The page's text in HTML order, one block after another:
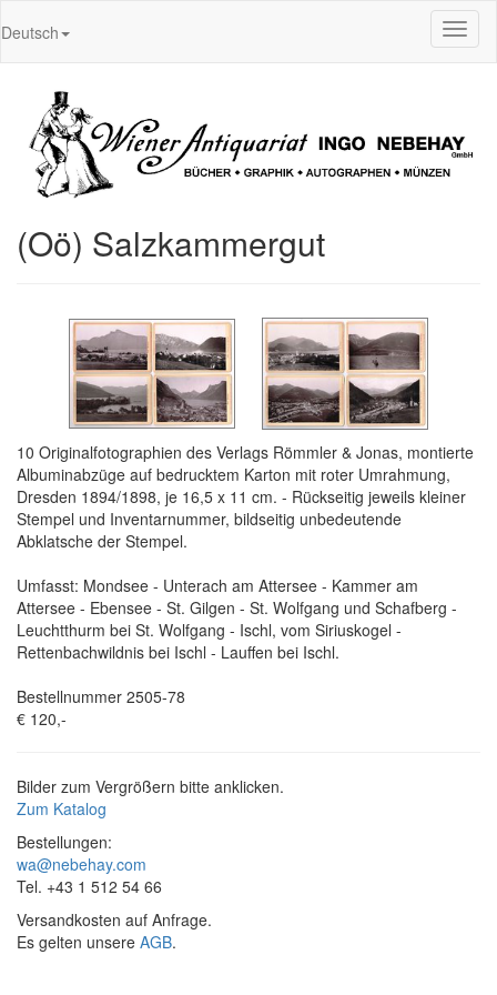
Deutsch
(Oö) Salzkammergut
10 Originalfotographien des Verlags Römmler & Jonas, montierte
Albuminabzüge auf bedrucktem Karton mit roter Umrahmung,
Dresden 1894/1898, je 16,5 x 11 cm. - Rückseitig jeweils kleiner
Stempel und Inventarnummer, bildseitig unbedeutende
Abklatsche der Stempel.
Umfasst: Mondsee - Unterach am Attersee - Kammer am
Attersee - Ebensee - St. Gilgen - St. Wolfgang und Schafberg -
Leuchtthurm bei St. Wolfgang - Ischl, vom Siriuskogel -
Rettenbachwildnis bei Ischl - Lauffen bei Ischl.
Bestellnummer 2505-78
€ 120,-
Bilder zum Vergrößern bitte anklicken.
Zum Katalog
Bestellungen:
wa@nebehay.com
Tel. +43 1 512 54 66
Versandkosten auf Anfrage.
Es gelten unsere AGB.